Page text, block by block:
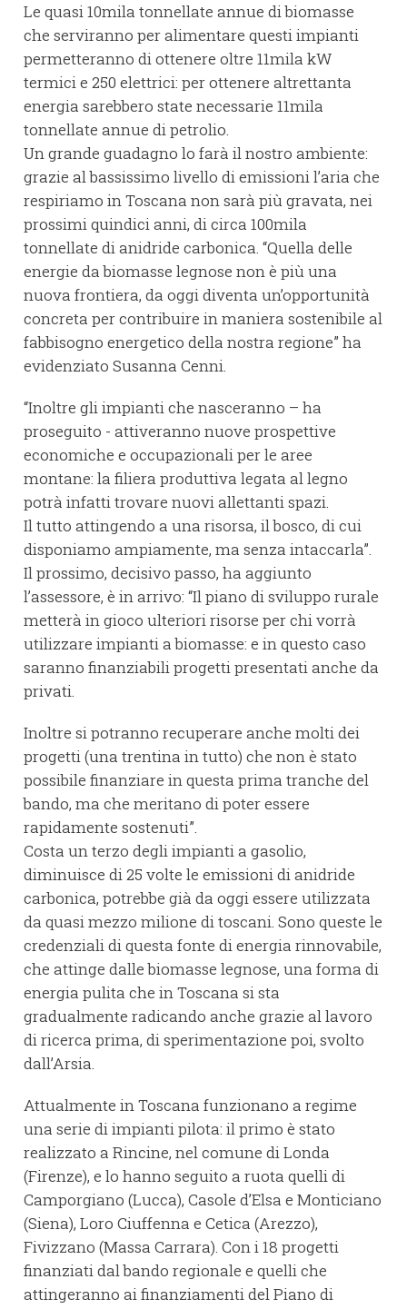
Le quasi 10mila tonnellate annue di biomasse
che serviranno per alimentare questi impianti
permetteranno di ottenere oltre 11mila kW
termici e 250 elettrici: per ottenere altrettanta
energia sarebbero state necessarie 11mila
tonnellate annue di petrolio.
Un grande guadagno lo farà il nostro ambiente:
grazie al bassissimo livello di emissioni l’aria che
respiriamo in Toscana non sarà più gravata, nei
prossimi quindici anni, di circa 100mila
tonnellate di anidride carbonica. “Quella delle
energie da biomasse legnose non è più una
nuova frontiera, da oggi diventa un’opportunità
concreta per contribuire in maniera sostenibile al
fabbisogno energetico della nostra regione” ha
evidenziato Susanna Cenni.
“Inoltre gli impianti che nasceranno – ha
proseguito - attiveranno nuove prospettive
economiche e occupazionali per le aree
montane: la filiera produttiva legata al legno
potrà infatti trovare nuovi allettanti spazi.
Il tutto attingendo a una risorsa, il bosco, di cui
disponiamo ampiamente, ma senza intaccarla”.
Il prossimo, decisivo passo, ha aggiunto
l’assessore, è in arrivo: “Il piano di sviluppo rurale
metterà in gioco ulteriori risorse per chi vorrà
utilizzare impianti a biomasse: e in questo caso
saranno finanziabili progetti presentati anche da
privati.
Inoltre si potranno recuperare anche molti dei
progetti (una trentina in tutto) che non è stato
possibile finanziare in questa prima tranche del
bando, ma che meritano di poter essere
rapidamente sostenuti”.
Costa un terzo degli impianti a gasolio,
diminuisce di 25 volte le emissioni di anidride
carbonica, potrebbe già da oggi essere utilizzata
da quasi mezzo milione di toscani. Sono queste le
credenziali di questa fonte di energia rinnovabile,
che attinge dalle biomasse legnose, una forma di
energia pulita che in Toscana si sta
gradualmente radicando anche grazie al lavoro
di ricerca prima, di sperimentazione poi, svolto
dall’Arsia.
Attualmente in Toscana funzionano a regime
una serie di impianti pilota: il primo è stato
realizzato a Rincine, nel comune di Londa
(Firenze), e lo hanno seguito a ruota quelli di
Camporgiano (Lucca), Casole d’Elsa e Monticiano
(Siena), Loro Ciuffenna e Cetica (Arezzo),
Fivizzano (Massa Carrara). Con i 18 progetti
finanziati dal bando regionale e quelli che
attingeranno ai finanziamenti del Piano di